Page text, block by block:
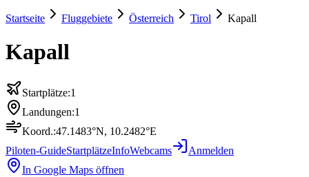
Startseite Fluggebiete Österreich Tirol Kapall
Kapall
Startplätze:1
Landungen:1
Koord.:47.1483°N, 10.2482°E
Piloten-GuideStartplätzeInfoWebcams
Anmelden
In Google Maps öffnen